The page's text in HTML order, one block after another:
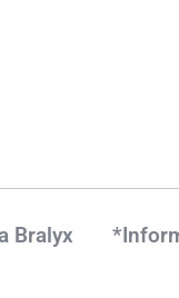
Bralyx